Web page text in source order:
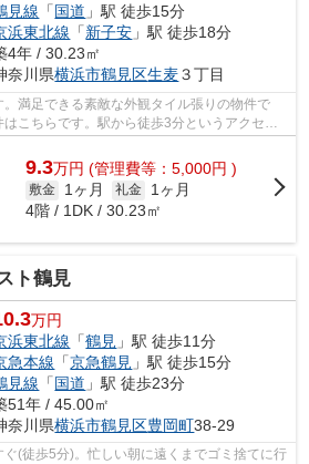
見線 「国道 」駅 徒歩15分
浜東北線 「新子安 」駅 徒歩18分
4年 / 30.23㎡
奈川県横浜市鶴見区生麦３丁目
満足できる素敵な外観タイル張りの物件で
こちらです。駅から徒歩3分というアクセス
か。oomori@i...
9.3万円 (管理費等：5,000円 )
敷金 1ヶ月 礼金
1ヶ月
4階 / 1DK / 30.23㎡
ト鶴見
万円
浜東北線 「鶴見 」駅 徒歩11分
急本線 「京急鶴見 」駅 徒歩15分
見線 「国道 」駅 徒歩23分
51年 / 45.00㎡
奈川県横浜市鶴見区豊岡町38-29
(徒歩5分)。忙しい朝に遠くまでゴミ捨てに行